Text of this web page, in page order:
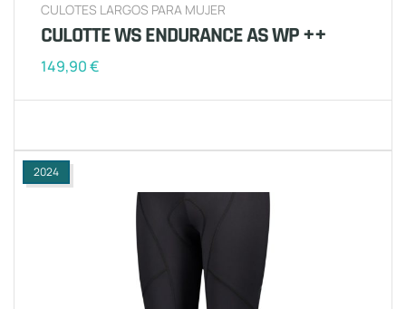
CULOTES LARGOS PARA MUJER
CULOTTE WS ENDURANCE AS WP ++
149,90€
2024